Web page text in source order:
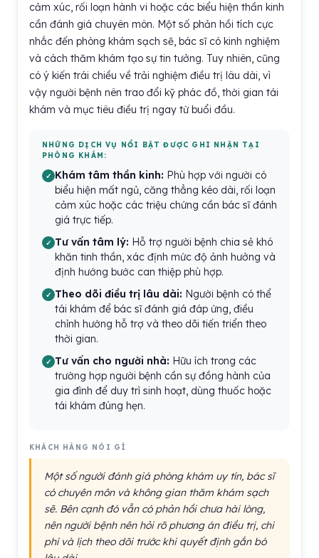
cảm xúc, rối loạn hành vi hoặc các biểu hiện thần kinh
cần đánh giá chuyên môn. Một số phản hồi tích cực
nhắc đến phòng khám sạch sẽ, bác sĩ có kinh nghiệm
và cách thăm khám tạo sự tin tưởng. Tuy nhiên, cũng
có ý kiến trái chiều về trải nghiệm điều trị lâu dài, vì
vậy người bệnh nên trao đổi kỹ phác đồ, thời gian tái
khám và mục tiêu điều trị ngay từ buổi đầu.
NHỮNG DỊCH VỤ NỔI BẬT ĐƯỢC GHI NHẬN TẠI
PHÒNG KHÁM:
Khám tâm thần kinh: Phù hợp với người có
biểu hiện mất ngủ, căng thẳng kéo dài, rối loạn
cảm xúc hoặc các triệu chứng cần bác sĩ đánh
giá trực tiếp.
Tư vấn tâm lý: Hỗ trợ người bệnh chia sẻ khó
khăn tinh thần, xác định mức độ ảnh hưởng và
định hướng bước can thiệp phù hợp.
Theo dõi điều trị lâu dài: Người bệnh có thể
tái khám để bác sĩ đánh giá đáp ứng, điều
chỉnh hướng hỗ trợ và theo dõi tiến triển theo
thời gian.
Tư vấn cho người nhà: Hữu ích trong các
trường hợp người bệnh cần sự đồng hành của
gia đình để duy trì sinh hoạt, dùng thuốc hoặc
tái khám đúng hẹn.
KHÁCH HÀNG NÓI GÌ
Một số người đánh giá phòng khám uy tín, bác sĩ
có chuyên môn và không gian thăm khám sạch
sẽ. Bên cạnh đó vẫn có phản hồi chưa hài lòng,
nên người bệnh nên hỏi rõ phương án điều trị, chi
phí và lịch theo dõi trước khi quyết định gắn bó